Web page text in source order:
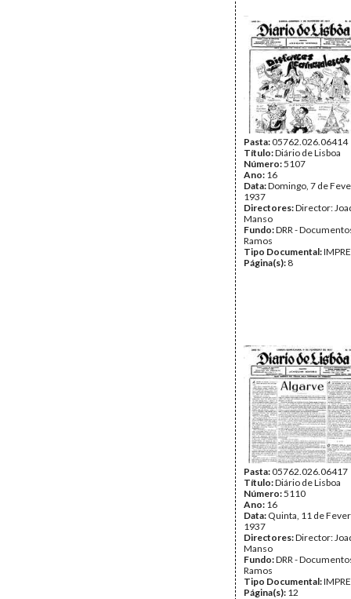
Pasta:05762.026.06414
Título:Diário de Lisboa
Número:5107
Ano: 16
Data:Domingo, 7 de
1937
Directores:Director:
Manso
Fundo:DRR -
Ramos
Tipo Documental:
Página(s): 8
Pasta:05762.026.06417
Título:Diário de Lisboa
Número:5110
Ano: 16
Data: Quinta, 11 de
1937
Directores:Director:
Manso
Fundo:DRR -
Ramos
Tipo Documental:
Página(s): 12